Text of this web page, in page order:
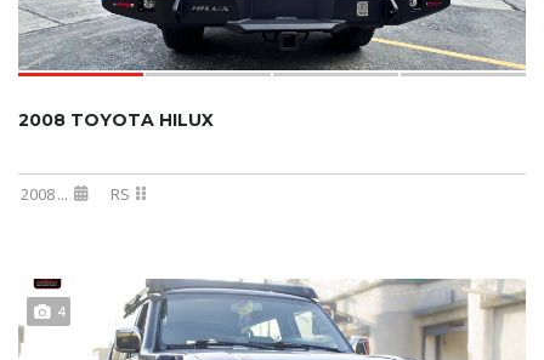
2008 TOYOTA HILUX
2008... RS
4